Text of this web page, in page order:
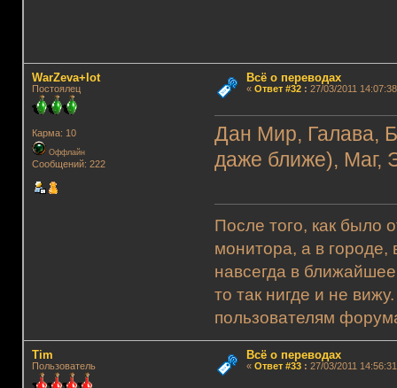
WarZeva+lot
Постоялец
Карма: 10
Оффлайн
Сообщений: 222
Всё о переводах
« Ответ #32: 27/03/2011
Дан Мир, Галава,
даже ближе), Маг,
После того, как было
монитора, а в
навсегда в
то так нигде и не
пользователям
Tim
Пользователь
Всё о переводах
« Ответ #33: 27/03/2011